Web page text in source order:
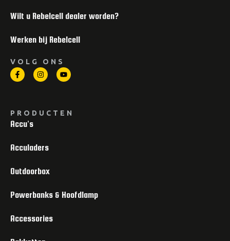
Wilt u Rebelcell dealer worden?
Werken bij Rebelcell
VOLG ONS
PRODUCTEN
Accu’s
Acculaders
Outdoorbox
Powerbanks & Hoofdlamp
Accessories